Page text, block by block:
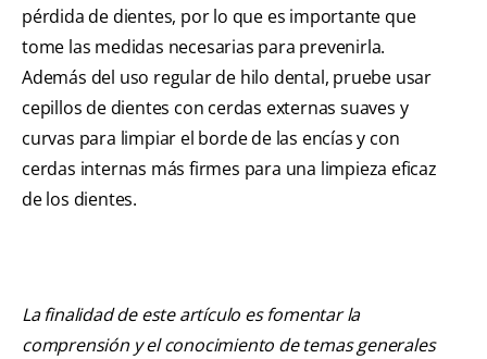
pérdida de dientes, por lo que es importante que
tome las medidas necesarias para prevenirla.
Además del uso regular de hilo dental, pruebe usar
cepillos de dientes con cerdas externas suaves y
curvas para limpiar el borde de las encías y con
cerdas internas más firmes para una limpieza eficaz
de los dientes.
La finalidad de este artículo es fomentar la
comprensión y el conocimiento de temas generales